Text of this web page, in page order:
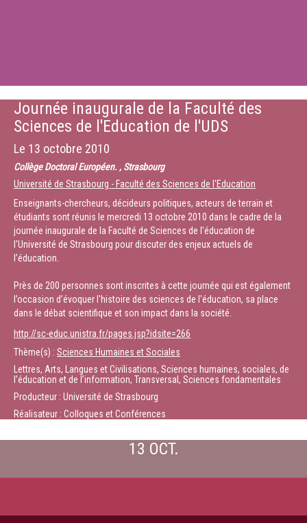
Journée inaugurale de la Faculté des
Sciences de l'Education de l'UDS
Le 13 octobre 2010
Collège Doctoral Européen. , Strasbourg
Université de Strasbourg - Faculté des Sciences de l'Education
Enseignants-chercheurs, décideurs politiques, acteurs de terrain et
étudiants sont réunis le mercredi 13 octobre 2010 dans le cadre de la
journée inaugurale de la Faculté de Sciences de l'éducation de
l'Université de Strasbourg pour discuter des enjeux actuels de
l’éducation.
Près de 200 personnes sont inscrites à cette journée qui est également
l’occasion d’évoquer l'histoire des sciences de l'éducation, sa place
dans le débat scientifique et son impact dans la société.
http://sc-educ.unistra.fr/pages.jsp?idsite=266
Thème(s) : Sciences Humaines et Sociales
Lettres, Arts, Langues et Civilisations, Sciences humaines, sociales, de
l’éducation et de l’information, Transversal, Sciences fondamentales
Producteur : Université de Strasbourg
Réalisateur : Colloques et Conférences
13 OCT.